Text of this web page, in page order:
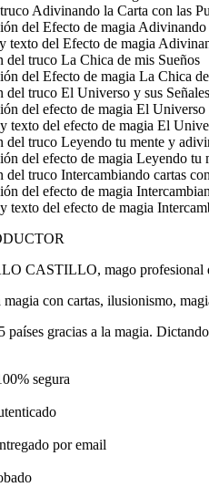
Adivinando la Carta con las
del Efecto de magia Adivinando
del Efecto de magia
truco La Chica de mis Sueños
del Efecto de magia La Chica de
truco El Universo y sus
del efecto de magia El Universo
del efecto de magia El
truco Leyendo tu mente y
del efecto de magia Leyendo tu
truco Intercambiando cartas
del efecto de magia
del efecto de magia
CASTILLO, mago profesional
con cartas, ilusionismo,
países gracias a la magia.
segura
por email